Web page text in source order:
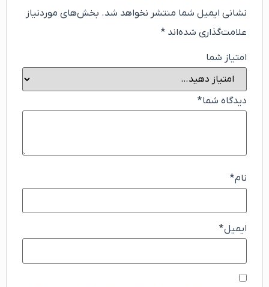
نشانی ایمیل شما منتشر نخواهد شد. بخش‌های موردنیاز
علامت‌گذاری شده‌اند *
امتیاز شما
دیدگاه شما*
نام*
ایمیل*